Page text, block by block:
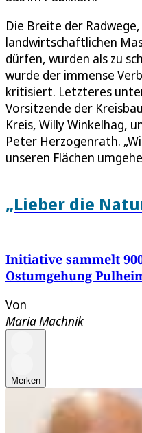
Die Breite der
landwirtschaftlichen
dürfen, wurden als zu
wurde der immense
kritisiert. Letzteres
Vorsitzende der
Kreis, Willy Winkelhag,
Peter Herzogenrath.
unseren Flächen
„Lieber die
Initiative sammelt
Ostumgehung
Von
Maria Machnik
Merken